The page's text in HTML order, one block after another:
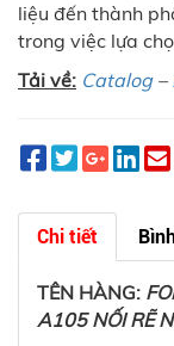
liệu đến thành
trong việc lựa
Tải về: Catalog–
Chi tiết
TÊN HÀNG:
A105 NỐI RẼ